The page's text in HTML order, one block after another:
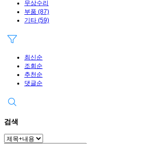
무상수리
부품 (87)
기타 (59)
최신순
조회순
추천순
댓글순
검색